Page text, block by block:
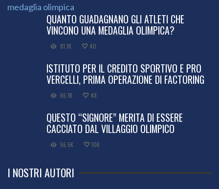
QUANTO GUADAGNANO GLI ATLETI CHE
VINCONO UNA MEDAGLIA OLIMPICA?
81.1K 40
ISTITUTO PER IL CREDITO SPORTIVO E PRO
VERCELLI, PRIMA OPERAZIONE DI FACTORING
66.1K 48
QUESTO “SIGNORE” MERITA DI ESSERE
CACCIATO DAL VILLAGGIO OLIMPICO
56.5K 106
I NOSTRI AUTORI